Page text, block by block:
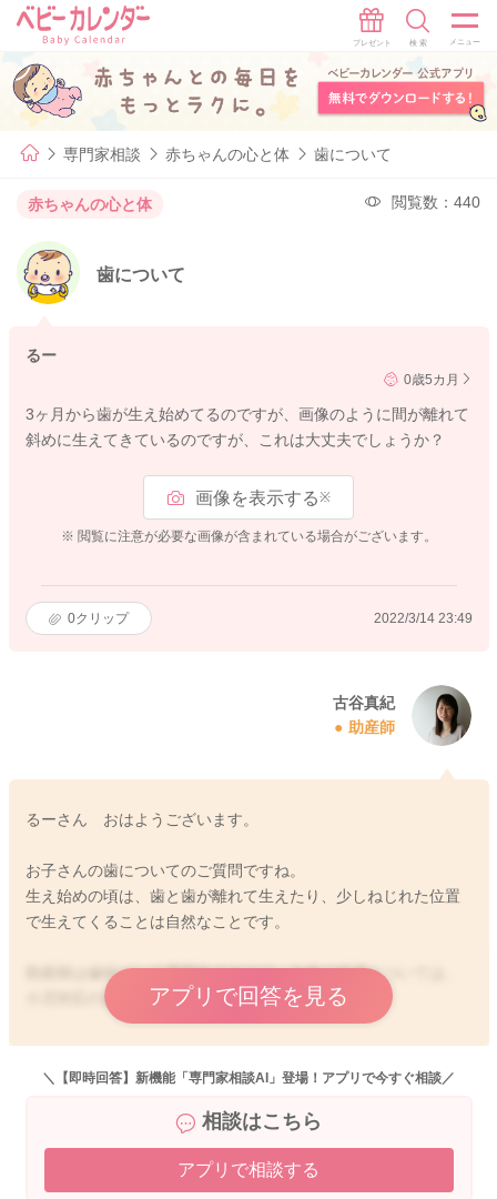
専門家相談 赤ちゃんの心と体 歯について
赤ちゃんの心と体 閲覧数：440
歯について
るー
0歳5カ月
3ヶ月から歯が生え始めてるのですが、画像のように間が離れて
斜めに生えてきているのですが、これは大丈夫でしょうか？
画像を表示する※
※ 閲覧に注意が必要な画像が含まれている場合がございます。
0クリップ 2022/3/14 23:49
古谷真紀
助産師
るーさん おはようございます。
お子さんの歯についてのご質問ですね。
生え始めの頃は、歯と歯が離れて生えたり、少しねじれた位置
で生えてくることは自然なことです。
助産師は歯科ついて専門外ですので、今後の経過については、
小児対応の歯科へ相談してくださいね。
アプリで回答を見る
＼【即時回答】新機能「専門家相談AI」登場！アプリで今すぐ相談／
相談はこちら
アプリで相談する